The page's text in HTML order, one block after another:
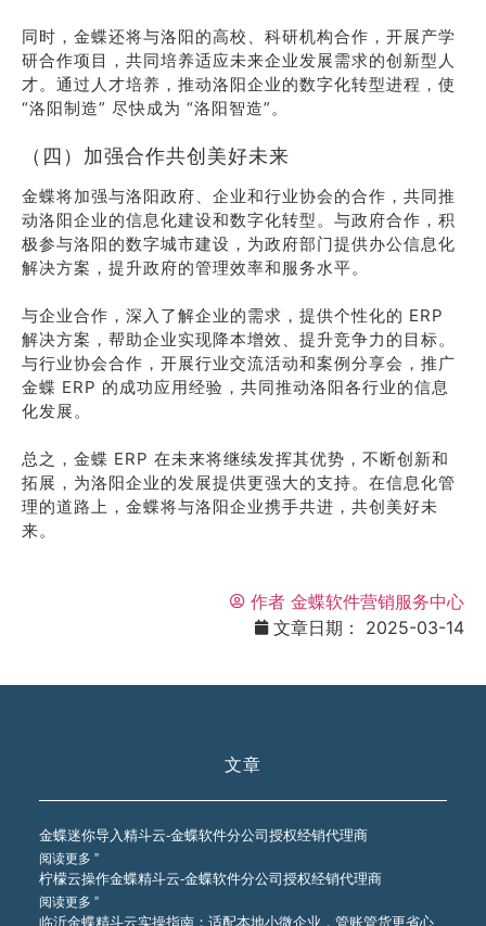
同时，金蝶还将与洛阳的高校、科研机构合作，开展产学
研合作项目，共同培养适应未来企业发展需求的创新型人
才。通过人才培养，推动洛阳企业的数字化转型进程，使
“洛阳制造” 尽快成为 “洛阳智造”。
（四）加强合作共创美好未来
金蝶将加强与洛阳政府、企业和行业协会的合作，共同推
动洛阳企业的信息化建设和数字化转型。与政府合作，积
极参与洛阳的数字城市建设，为政府部门提供办公信息化
解决方案，提升政府的管理效率和服务水平。
与企业合作，深入了解企业的需求，提供个性化的 ERP
解决方案，帮助企业实现降本增效、提升竞争力的目标。
与行业协会合作，开展行业交流活动和案例分享会，推广
金蝶 ERP 的成功应用经验，共同推动洛阳各行业的信息
化发展。
总之，金蝶 ERP 在未来将继续发挥其优势，不断创新和
拓展，为洛阳企业的发展提供更强大的支持。在信息化管
理的道路上，金蝶将与洛阳企业携手共进，共创美好未
来。
作者 金蝶软件营销服务中心
文章日期：
2025-03-14
文章
金蝶迷你导入精斗云-金蝶软件分公司授权经销代理商
阅读更多 ”
柠檬云操作金蝶精斗云-金蝶软件分公司授权经销代理商
阅读更多 ”
临沂金蝶精斗云实操指南：适配本地小微企业，管账管货更省心